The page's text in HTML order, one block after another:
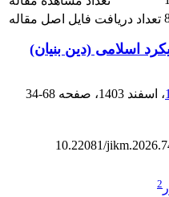
تعداد دریافت فایل اصل مقاله
اسلامی (دین بنیان)
، اسفند 1403 ، صفحه 34-68
10.22081/
2